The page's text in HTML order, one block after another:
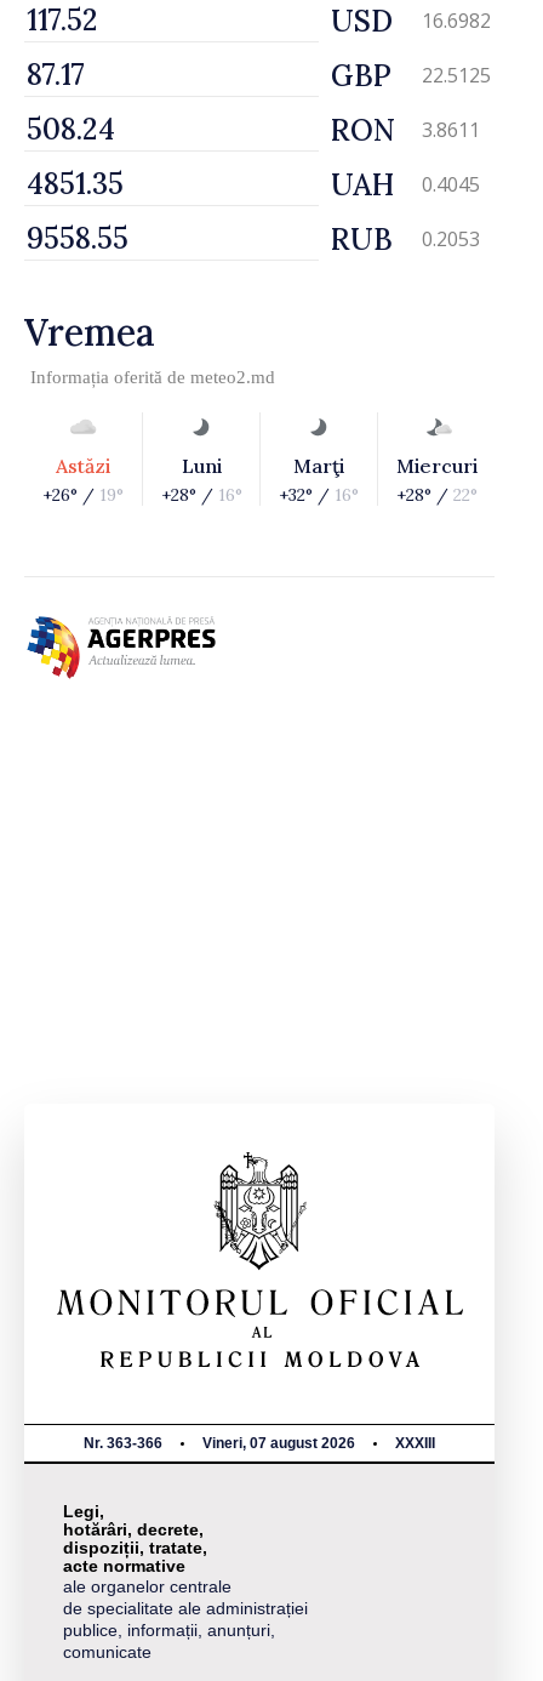
USD 16.6982
GBP 22.5125
RON 3.8611
UAH 0.4045
RUB 0.2053
Vremea
Informația oferită de meteo2.md
Astăzi
+26° / 19°
Luni
+28° / 16°
Marţi
+32° / 16°
Miercuri
+28° / 22°
Nr. 363-366 Vineri, 07 august 2026 XXXIII
Legi,
hotărâri, decrete,
dispoziții, tratate,
acte normative
ale organelor centrale
de specialitate ale administrației
publice, informații, anunțuri,
comunicate